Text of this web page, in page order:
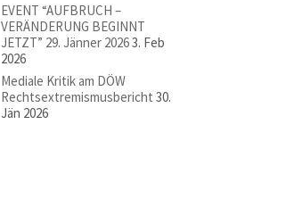
EVENT “AUFBRUCH –
VERÄNDERUNG BEGINNT
JETZT” 29. Jänner 20263. Feb
2026
Mediale Kritik am DÖW
Rechtsextremismusbericht 30.
Jän 2026